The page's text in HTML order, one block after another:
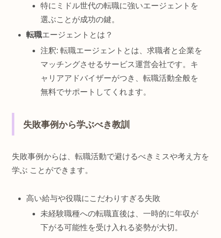
特にミドル世代の転職に強いエージェントを
選ぶことが成功の鍵。
転職エージェントとは？
注釈: 転職エージェントとは、求職者と企業を
マッチングさせるサービス運営会社です。キ
ャリアアドバイザーがつき、転職活動全般を
無料でサポートしてくれます。
失敗事例から学ぶべき教訓
失敗事例からは、転職活動で避けるべきミスや考え方を
学ぶ ことができます。
高い給与や役職にこだわりすぎる失敗
未経験職種への転職直後は、一時的に年収が
下がる可能性を受け入れる姿勢が大切。